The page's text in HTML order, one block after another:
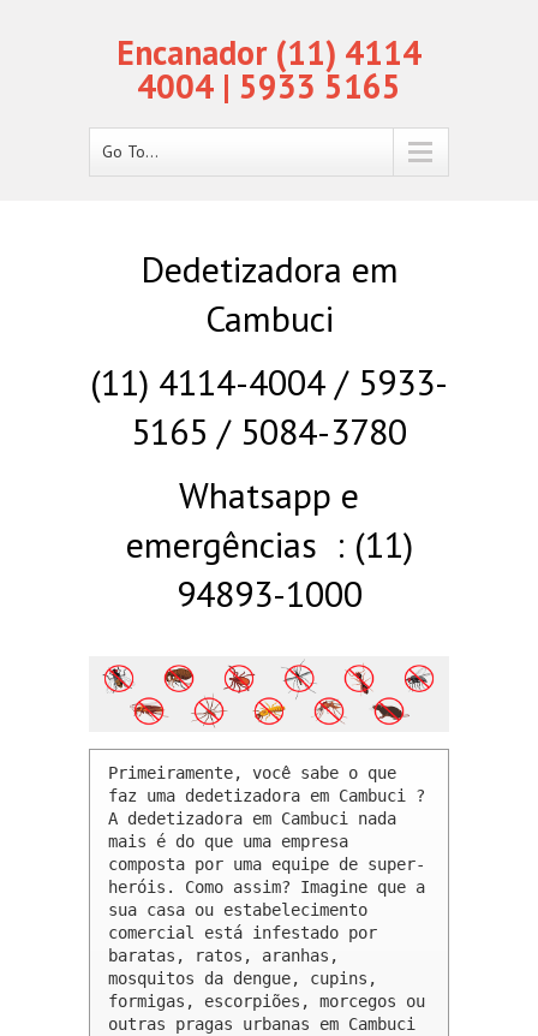
Encanador (11) 4114
4004 | 5933 5165
Go To...
Dedetizadora em
Cambuci
(11) 4114-4004 / 5933-
5165 / 5084-3780
Whatsapp e
emergências : (11)
94893-1000
Primeiramente, você sabe o que
faz uma dedetizadora em Cambuci ?
A dedetizadora em Cambuci nada
mais é do que uma empresa
composta por uma equipe de super-
heróis. Como assim? Imagine que a
sua casa ou estabelecimento
comercial está infestado por
baratas, ratos, aranhas,
mosquitos da dengue, cupins,
formigas, escorpiões, morcegos ou
outras pragas urbanas em Cambuci